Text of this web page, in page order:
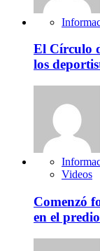
El Círculo
los
Videos
Comenzó
en el